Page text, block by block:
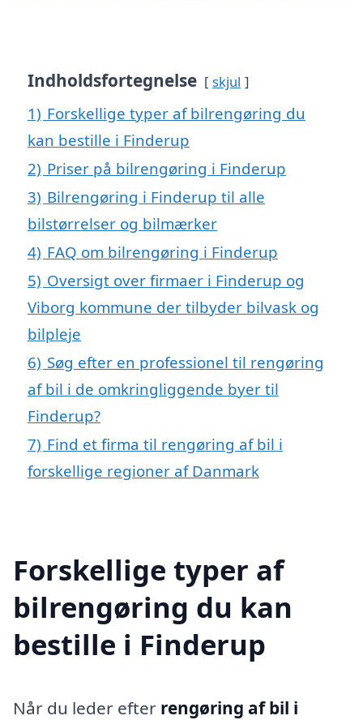
Indholdsfortegnelse skjul
1) Forskellige typer af bilrengøring du
kan bestille i Finderup
2) Priser på bilrengøring i Finderup
3) Bilrengøring i Finderup til alle
bilstørrelser og bilmærker
4) FAQ om bilrengøring i Finderup
5) Oversigt over firmaer i Finderup og
Viborg kommune der tilbyder bilvask og
bilpleje
6) Søg efter en professionel til rengøring
af bil i de omkringliggende byer til
Finderup?
7) Find et firma til rengøring af bil i
forskellige regioner af Danmark
Forskellige typer af
bilrengøring du kan
bestille i Finderup
Når du leder efter rengøring af bil i